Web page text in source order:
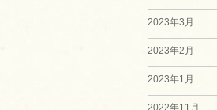
2023年3月
2023年2月
2023年1月
2022年11月